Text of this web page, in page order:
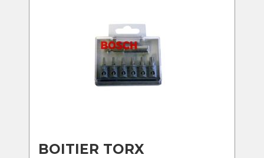
BOITIER TORX